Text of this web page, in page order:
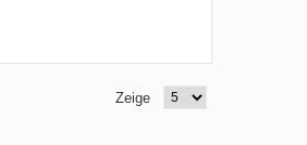
Zeige